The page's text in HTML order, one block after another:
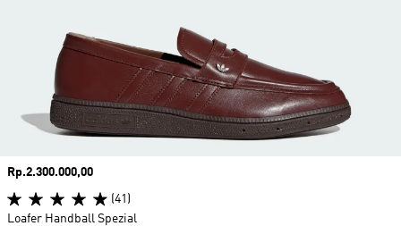
Harga
Rp.2.300.000,00
(41)
Loafer Handball Spezial